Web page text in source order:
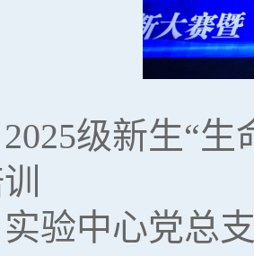
2025级新生“
实验中心党总